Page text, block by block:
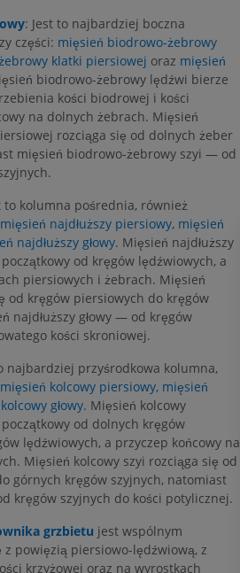
: Jest to najbardziej boczna
części: mięsień biodrowo-żebrowy
klatki piersiowej oraz mięsień
biodrowo-żebrowy lędźwi bierze
kości biodrowej i kości
na dolnych żebrach. Mięsień
rozciąga się od dolnych żeber
mięsień biodrowo-żebrowy szyi — od
to kolumna pośrednia, również
mięsień najdłuższy piersiowy, mięsień
najdłuższy głowy. Mięsień najdłuższy
od kręgów lędźwiowych, a
piersiowych i żebrach. Mięsień
od kręgów piersiowych do kręgów
najdłuższy głowy — od kręgów
kości skroniowej.
najbardziej przyśrodkowa kolumna,
mięsień kolcowy piersiowy, mięsień
głowy. Mięsień kolcowy
od dolnych kręgów
lędźwiowych, a przyczep końcowy na
Mięsień kolcowy szyi rozciąga się od
górnych kręgów szyjnych, natomiast
kręgów szyjnych do kości potylicznej.
grzbietu jest wspólnym
z powięzią piersiowo-lędźwiową, z
krzyżowej oraz na wyrostkach
KOŃCZYNA DOLNA
Kończyna dolna
Ilustracje
PREMIUM
RTG kończyny dolnej
Radiografia
ZA DARMO
RM kończyny dolnej
RM
PREMIUM
Obraz MRI stawu
biodrowego